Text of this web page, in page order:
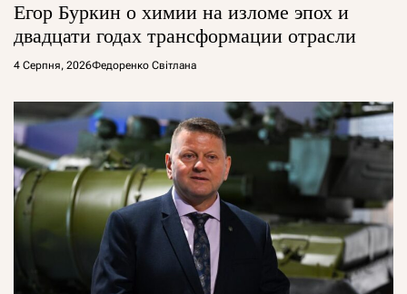
Егор Буркин о химии на изломе эпох и
двадцати годах трансформации отрасли
4 Серпня, 2026Федоренко Світлана